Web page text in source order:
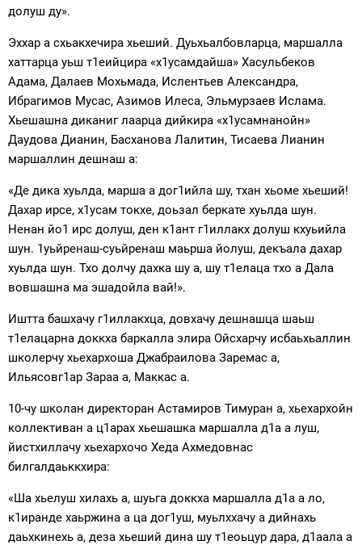
долуш ду».
Эххар а схьакхечира хьеший. Дуьхьалбовларца, маршалла
хаттарца уьш т1еийцира «х1усамдайша» Хасульбеков
Адама, Далаев Мохьмада, Ислентьев Александра,
Ибрагимов Мусас, Азимов Илеса, Эльмурзаев Ислама.
Хьешашна диканиг лаарца дийкира «х1усамнанойн»
Даудова Дианин, Басханова Лалитин, Тисаева Лианин
маршаллин дешнаш а:
«Де дика хуьлда, марша а дог1ийла шу, тхан хьоме хьеший!
Дахар ирсе, х1усам токхе, доьзал беркате хуьлда шун.
Ненан йо1 ирс долуш, ден к1ант г1иллакх долуш кхуьийла
шун. 1уьйренаш-суьйренаш маьрша йолуш, декъала дахар
хуьлда шун. Тхо долчу дахка шу а, шу т1елаца тхо а Дала
вовшашна ма эшадойла вай!».
Иштта башхачу г1иллакхца, довхачу дешнашца шаьш
т1елацарна доккха баркалла элира Ойсхарчу исбаьхьаллин
школерчу хьехархоша Джабраилова Заремас а,
Ильясовг1ар Зараа а, Маккас а.
10-чу школан директоран Астамиров Тимуран а, хьехархойн
коллективан а ц1арах хьешашка маршалла д1а а луш,
йистхиллачу хьехархочо Хеда Ахмедовнас
билгалдаьккхира:
«Ша хьелуш хилахь а, шуьга доккха маршалла д1а а ло,
к1иранде хаьржина а ца дог1уш, муьлххачу а дийнахь
даьхкинехь а, деза хьеший дина шу т1еоьцур дара, д1аала а